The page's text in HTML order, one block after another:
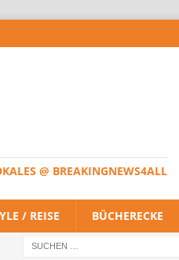
@ BREAKINGNEWS4ALL
/ REISE BÜCHERECKE